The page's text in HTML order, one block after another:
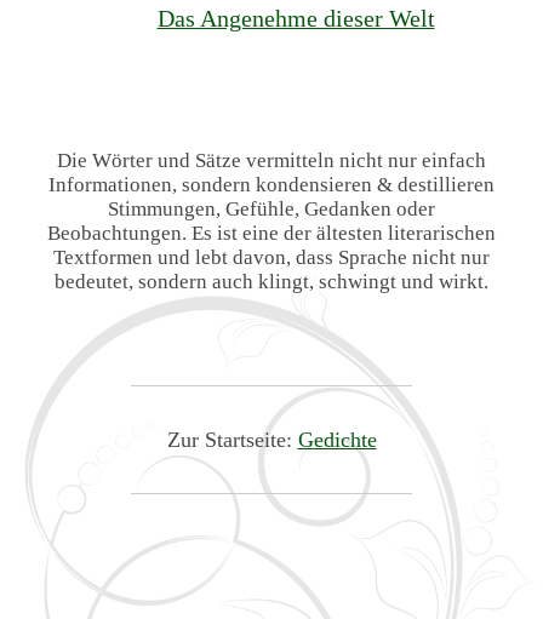
Das Angenehme dieser Welt
Die Wörter und Sätze vermitteln nicht nur einfach
Informationen, sondern kondensieren & destillieren
Stimmungen, Gefühle, Gedanken oder
Beobachtungen. Es ist eine der ältesten literarischen
Textformen und lebt davon, dass Sprache nicht nur
bedeutet, sondern auch klingt, schwingt und wirkt.
Zur Startseite: Gedichte